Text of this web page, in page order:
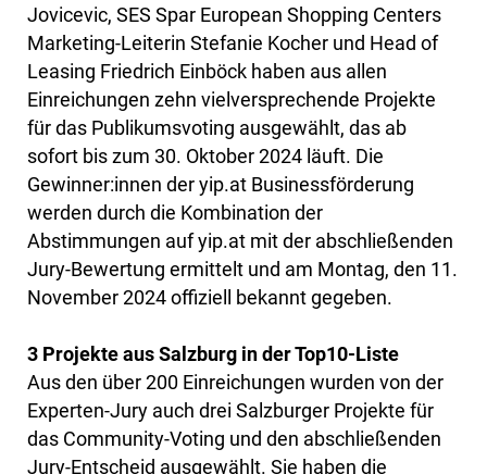
Jovicevic, SES Spar European Shopping Centers
Marketing-Leiterin Stefanie Kocher und Head of
Leasing Friedrich Einböck haben aus allen
Einreichungen zehn vielversprechende Projekte
für das Publikumsvoting ausgewählt, das ab
sofort bis zum 30. Oktober 2024 läuft. Die
Gewinner:innen der yip.at Businessförderung
werden durch die Kombination der
Abstimmungen auf yip.at mit der abschließenden
Jury-Bewertung ermittelt und am Montag, den 11.
November 2024 offiziell bekannt gegeben.
3 Projekte aus Salzburg in der Top10-Liste
Aus den über 200 Einreichungen wurden von der
Experten-Jury auch drei Salzburger Projekte für
das Community-Voting und den abschließenden
Jury-Entscheid ausgewählt. Sie haben die